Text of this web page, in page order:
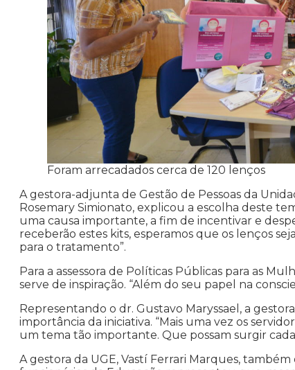
Foram arrecadados cerca de 120 lenços
A gestora-adjunta de Gestão de Pessoas da
Rosemary Simionato, explicou a escolha deste
uma causa importante, a fim de incentivar e
receberão estes kits, esperamos que os lenços
para o tratamento”.
Para a assessora de Políticas Públicas para as
serve de inspiração. “Além do seu papel na
Representando o dr. Gustavo Maryssael, a
importância da iniciativa. “Mais uma vez os
um tema tão importante. Que possam surgir cada
A gestora da UGE, Vastí Ferrari Marques,